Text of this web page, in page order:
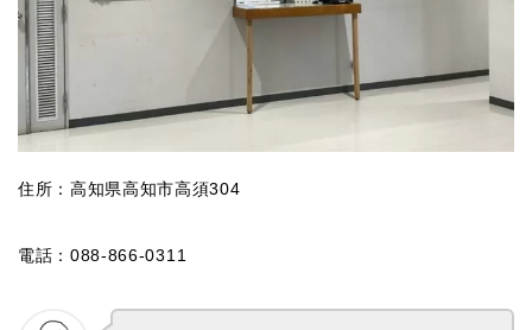
住所：高知県高知市高須304
電話：088-866-0311